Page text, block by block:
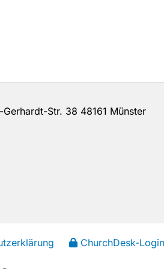
Str. 38 48161 Münster
ChurchDesk-Login